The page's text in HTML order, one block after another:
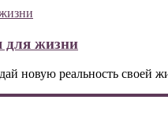
для жизни
новую реальность своей